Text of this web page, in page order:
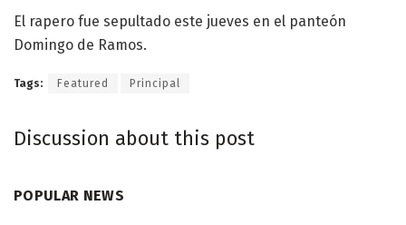
El rapero fue sepultado este jueves en el panteón
Domingo de Ramos.
Tags: Featured Principal
Discussion about this post
POPULAR NEWS